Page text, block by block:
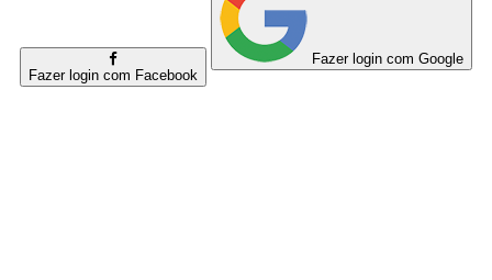
Fazer login com Facebook
Fazer login com Google